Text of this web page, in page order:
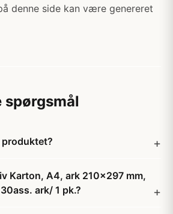
denne side kan være genereret
spørgsmål
produktet?
Karton, A4, ark 210x297 mm,
ark/ 1 pk.?